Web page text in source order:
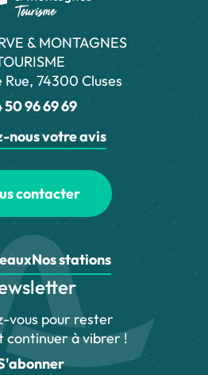
& MONTAGNES
Rue, 74300 Cluses
50 96 69 69
nous votre avis
contacter
Nos stations
vous pour rester
continuer à vibrer !